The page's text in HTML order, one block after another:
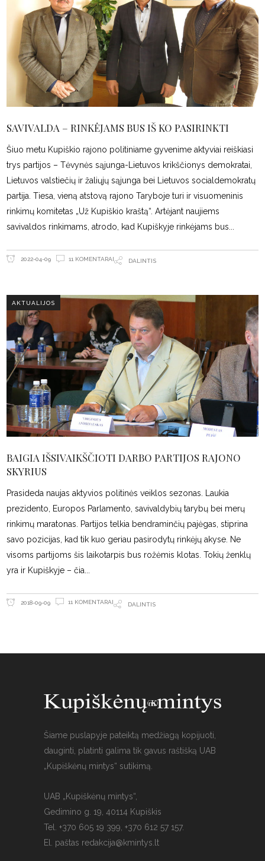
SAVIVALDA – RINKĖJAMS BUS IŠ KO PASIRINKTI
Šiuo metu Kupiškio rajono politiniame gyvenime aktyviai reiškiasi
trys partijos – Tėvynės sąjunga-Lietuvos krikščionys demokratai,
Lietuvos valstiečių ir žaliųjų sąjunga bei Lietuvos socialdemokratų
partija. Tiesa, vieną atstovą rajono Taryboje turi ir visuomeninis
rinkimų komitetas „Už Kupiškio kraštą“. Artėjant naujiems
savivaldos rinkimams, atrodo, kad Kupiškyje rinkėjams bus
2022-04-09 11 KOMENTARAI DALINTIS
AKTUALIJOS
BAIGIA IŠSIVAIKŠČIOTI DARBO PARTIJOS RAJONO
SKYRIUS
Prasideda naujas aktyvios politinės veiklos sezonas. Laukia
prezidento, Europos Parlamento, savivaldybių tarybų bei merų
rinkimų maratonas. Partijos telkia bendraminčių pajėgas, stiprina
savo pozicijas, kad tik kuo geriau pasirodytų rinkėjų akyse. Ne
visoms partijoms šis laikotarpis bus rožėmis klotas. Tokių ženklų
yra ir Kupiškyje – čia
2018-09-09 11 KOMENTARAI DALINTIS
Šiame puslapyje pateiktą medžiagą kopijuoti,
dauginti, platinti galima tik gavus raštišką UAB
„Kupiškėnų mintys“ sutikimą.
UAB „Kupiškėnų mintys“,
Gedimino g. 19, 40114 Kupiškis
Tel. +370 605 19 399, +370 612 57 157.
El. paštas redakcija@kmintys.lt